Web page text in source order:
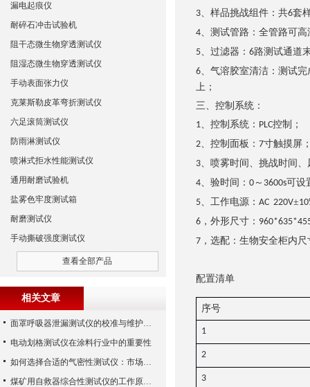
3、样品挑战组件：共6套
4、测试管路：全管路可高
5、过滤器： 6路测试通道
6、气溶胶室清洁：测试
上；
三、控制系统：
1、控制系统： PLC控制；
2、控制面板： 7寸触摸屏
3、喷雾时间、挑战时间
4、验时间： 0～ 3600s可设
5、工作电源： AC 220V±
6， 外形尺寸：
7，选配：生物安全柜内尺
配置清单
序号
1
2
3
漏电起痕仪
耐碎石冲击试验机
阻干态微生物穿透测试仪
阻湿态微生物穿透测试仪
手动表面张力仪
克莱斯勒皮革弯折测试仪
六足滚筒测试仪
防雨淋测试仪
喷淋式拒水性能测试仪
通用耐磨试验机
盐雾色牢度测试箱
耐磨测试仪
手动撕破强度测试仪
查看全部产品
相关文章
面罩呼吸器泄漏测试仪的校准与维护技巧
电动划格测试仪在涂料行业中的重要性
如何选择合适的气密性测试仪：市场指南
煤矿用自救器综合性测试仪的工作原理与功能解析